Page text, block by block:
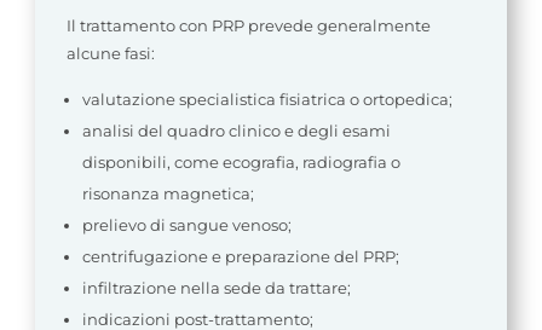
Il trattamento con PRP prevede generalmente
alcune fasi:
valutazione specialistica fisiatrica o ortopedica;
analisi del quadro clinico e degli esami
disponibili, come ecografia, radiografia o
risonanza magnetica;
prelievo di sangue venoso;
centrifugazione e preparazione del PRP;
infiltrazione nella sede da trattare;
indicazioni post-trattamento;